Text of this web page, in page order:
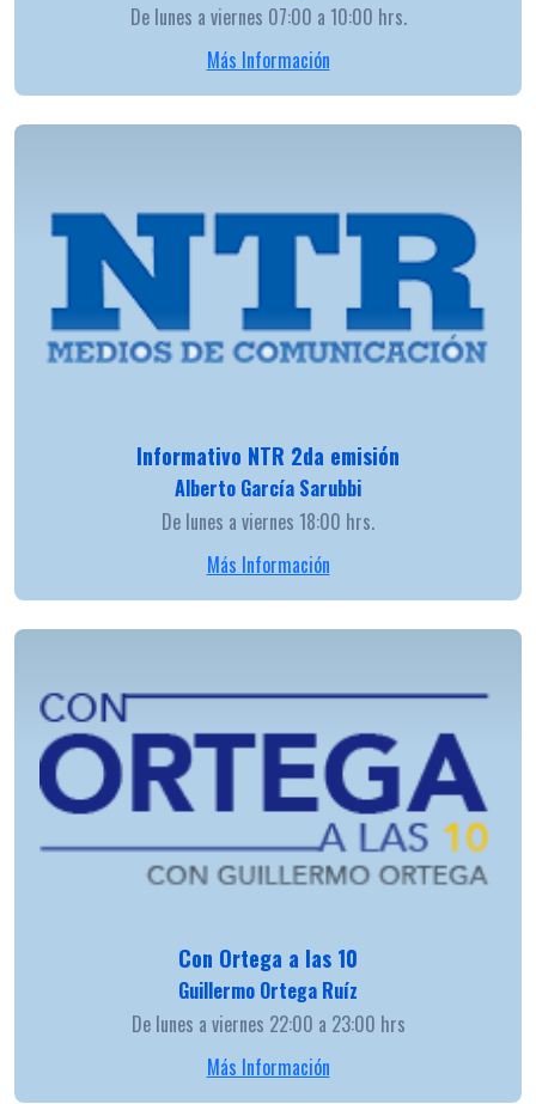
De lunes a viernes 07:00 a 10:00 hrs.
Más Información
Informativo NTR 2da emisión
Alberto García Sarubbi
De lunes a viernes 18:00 hrs.
Más Información
Con Ortega a las 10
Guillermo Ortega Ruíz
De lunes a viernes 22:00 a 23:00 hrs
Más Información